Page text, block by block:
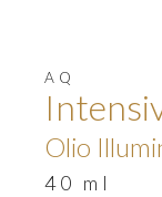
AQ
Olio
40 ml